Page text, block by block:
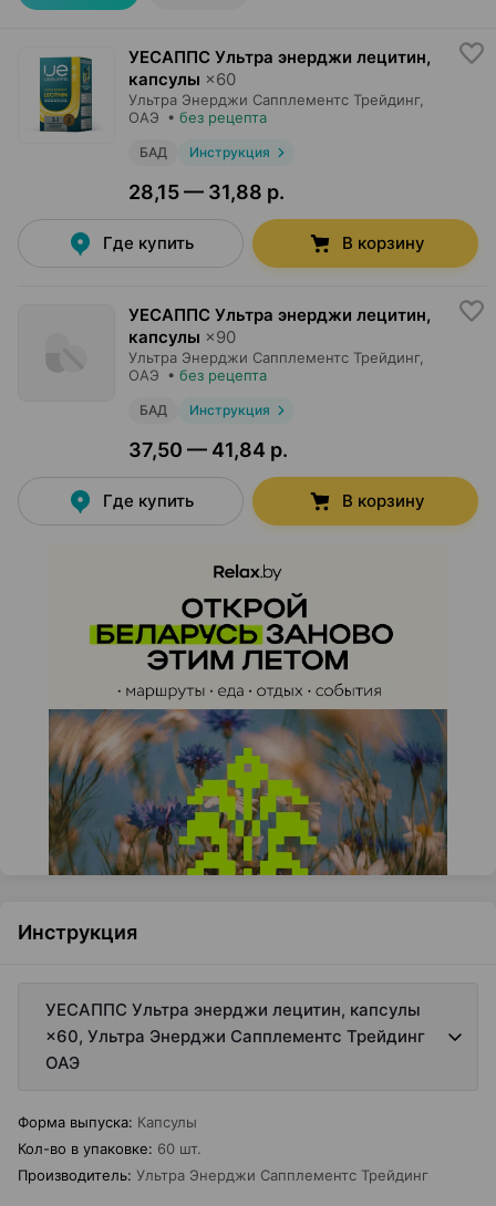
УЕСАППС Ультра энерджи лецитин,
капсулы ×60
Ультра Энерджи Сапплементс Трейдинг,
ОАЭ • без рецепта
БАД Инструкция
28,15 — 31,88 р.
Где купить В корзину
УЕСАППС Ультра энерджи лецитин,
капсулы ×90
Ультра Энерджи Сапплементс Трейдинг,
ОАЭ • без рецепта
БАД Инструкция
37,50 — 41,84 р.
Где купить В корзину
Инструкция
УЕСАППС Ультра энерджи лецитин, капсулы
×60, Ультра Энерджи Сапплементс Трейдинг
ОАЭ
Форма выпуска: Капсулы
Кол-во в упаковке: 60 шт.
Производитель: Ультра Энерджи Сапплементс Трейдинг